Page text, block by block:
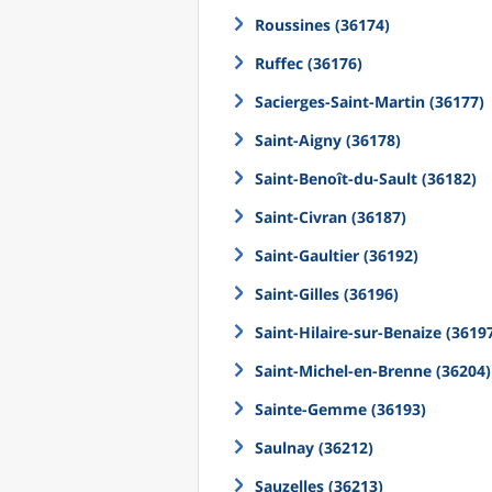
Roussines (36174)
Ruffec (36176)
Sacierges-Saint-Martin (36177)
Saint-Aigny (36178)
Saint-Benoît-du-Sault (36182)
Saint-Civran (36187)
Saint-Gaultier (36192)
Saint-Gilles (36196)
Saint-Hilaire-sur-Benaize
Saint-Michel-en-Brenne (36204)
Sainte-Gemme (36193)
Saulnay (36212)
Sauzelles (36213)